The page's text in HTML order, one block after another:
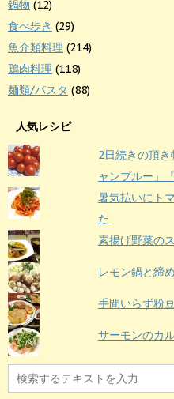
鍋物 (12)
食べ歩き (29)
魚介類料理 (214)
鶏肉料理 (118)
麺類/パスタ (88)
人気レシピ
2日続きの頂
ャンプルー」
暑気払いにト
た
素揚げ野菜の
レモン鍋と締
手間いらず粉
サーモンのカ